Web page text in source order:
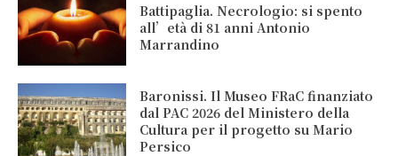
Battipaglia. Necrologio: si spento
all’età di 81 anni Antonio
Marrandino
Baronissi. Il Museo FRaC finanziato
dal PAC 2026 del Ministero della
Cultura per il progetto su Mario
Persico